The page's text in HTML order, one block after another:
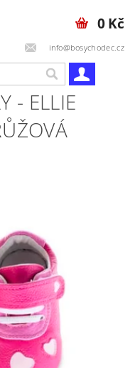
info@bosychodec.cz
0 Kč
- ELLIE